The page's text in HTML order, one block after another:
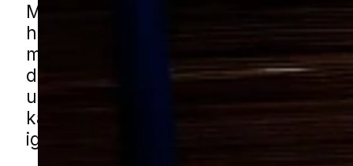
Mus kan hurtigt blive en stor gene,
har fundet vej ind i en bolig. De søger
mod varme, ly og nem adgang til mad,
derfor kan almindelige boliger være
udsatte. Med en rolig og struktureret
kan problemet som regel løses
igen kan føle dig tryg i hverdagen.